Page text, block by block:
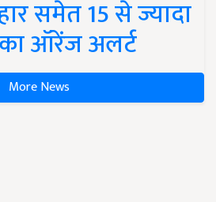
समेत 15 से ज्यादा
ऑरेंज अलर्ट
More News